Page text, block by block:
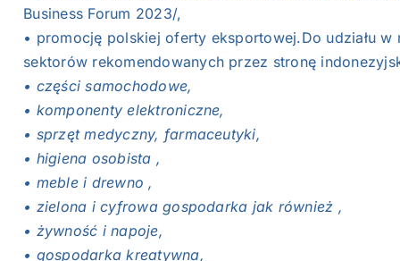
Business Forum 2023/,
• promocję polskiej oferty eksportowej.Do udziału
sektorów rekomendowanych przez stronę
• części samochodowe,
• komponenty elektroniczne,
• sprzęt medyczny, farmaceutyki,
• higiena osobista ,
• meble i drewno ,
• zielona i cyfrowa gospodarka jak również ,
• żywność i napoje,
• gospodarka kreatywna,